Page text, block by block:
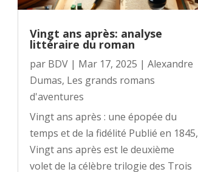
Vingt ans après: analyse
littéraire du roman
par BDV| Mar 17, 2025 | Alexandre
Dumas, Les grands romans
d'aventures
Vingt ans après : une épopée du
temps et de la fidélité Publié en 1845,
Vingt ans après est le deuxième
volet de la célèbre trilogie des Trois